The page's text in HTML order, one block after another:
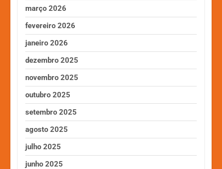
março 2026
fevereiro 2026
janeiro 2026
dezembro 2025
novembro 2025
outubro 2025
setembro 2025
agosto 2025
julho 2025
junho 2025